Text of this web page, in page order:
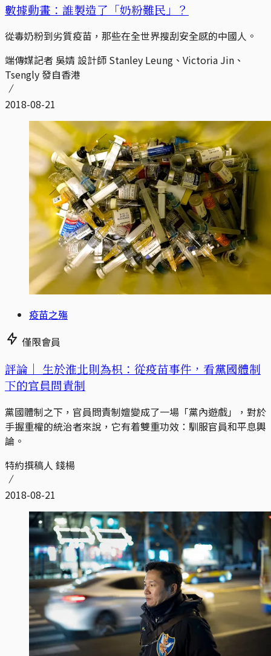
數據動畫：誰製造了「奶粉難民」？
從毒奶粉到劣質疫苗，那些在全世界搜刮安全感的中國人。
端傳媒記者 吳婧 設計師 Stanley Leung、Victoria Jin、
Tsengly 發自香港
2018-08-21
疫苗之殤
僅限會員
評論｜ 生於淮北則為枳：從疫苗事件，看黨國體制
下的官員問責制
黨國體制之下，官員問責制嬗變成了一場「黨內遊戲」，對於
手握重權的統治者來說，它有着雙重功效：馴服官員和平息輿
論。
特約撰稿人 錢楊
2018-08-21